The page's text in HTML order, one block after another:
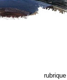
rubrique